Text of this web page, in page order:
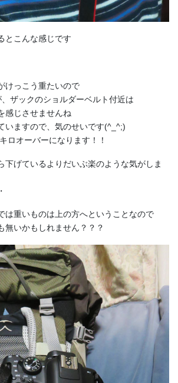
とこんな感じです
けっこう重たいので
ザックのショルダーベルト付近は
感じさせませんね
いますので、気のせいです(^_^;)
ロオーバーになります！！
下げているよりだいぶ楽のような気がしま
は重いものは上の方へということなので
無いかもしれません？？？